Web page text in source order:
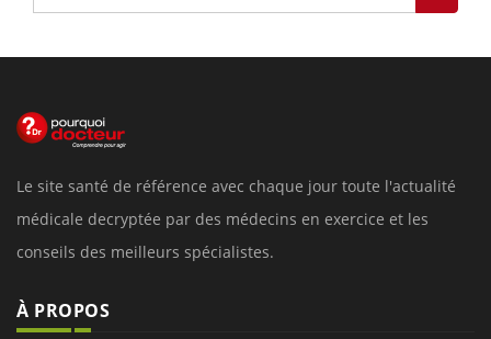
Le site santé de référence avec chaque jour toute l'actualité
médicale decryptée par des médecins en exercice et les
conseils des meilleurs spécialistes.
À PROPOS